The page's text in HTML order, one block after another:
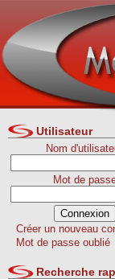
Utilisateur
Nom
Mot de
Créer un nouveau
Mot de passe oublié
Recherche